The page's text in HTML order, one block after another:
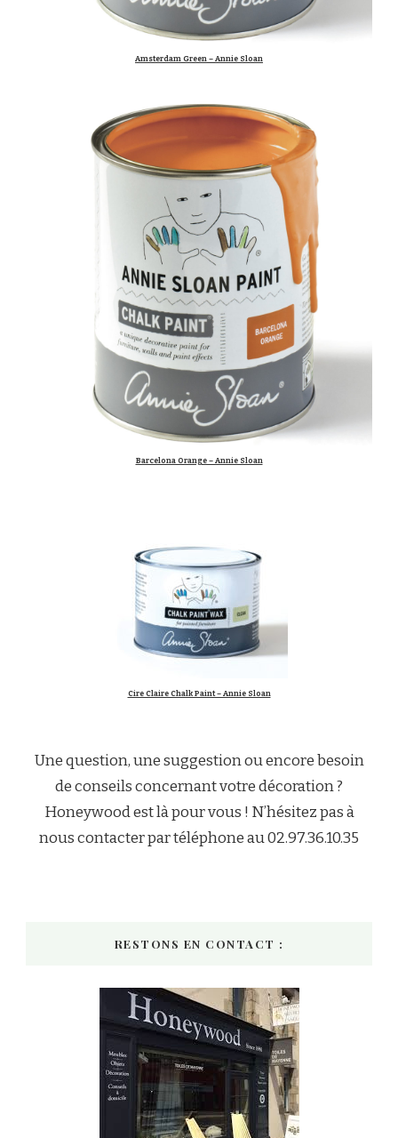
Amsterdam Green – Annie Sloan
Barcelona Orange – Annie Sloan
Cire Claire Chalk Paint – Annie Sloan
Une question, une suggestion ou encore besoin
de conseils concernant votre décoration ?
Honeywood est là pour vous ! N’hésitez pas à
nous contacter par téléphone au 02.97.36.10.35
RESTONS EN CONTACT :